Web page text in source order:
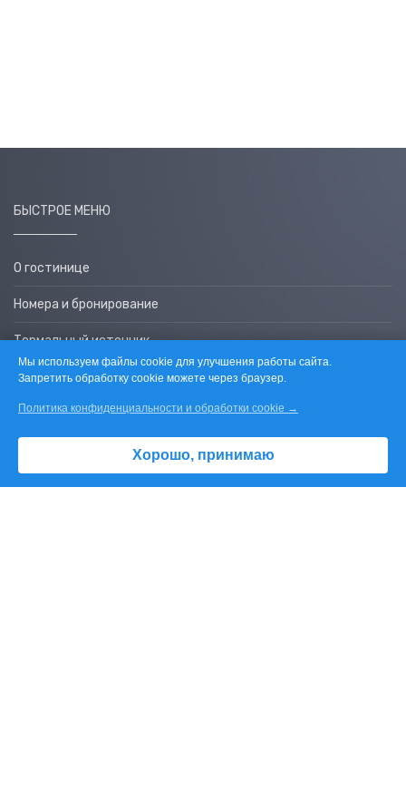
БЫСТРОЕ МЕНЮ
О гостинице
Номера и бронирование
Термальный источник
Агентам
Контакты
ПОЛЕЗНАЯ ИНФОРМАЦИЯ
Мы используем файлы cookie для улучшения работы сайта.
Запретить обработку cookie можете через браузер.
Политика конфиденциальности и обработки cookie →
Хорошо, принимаю